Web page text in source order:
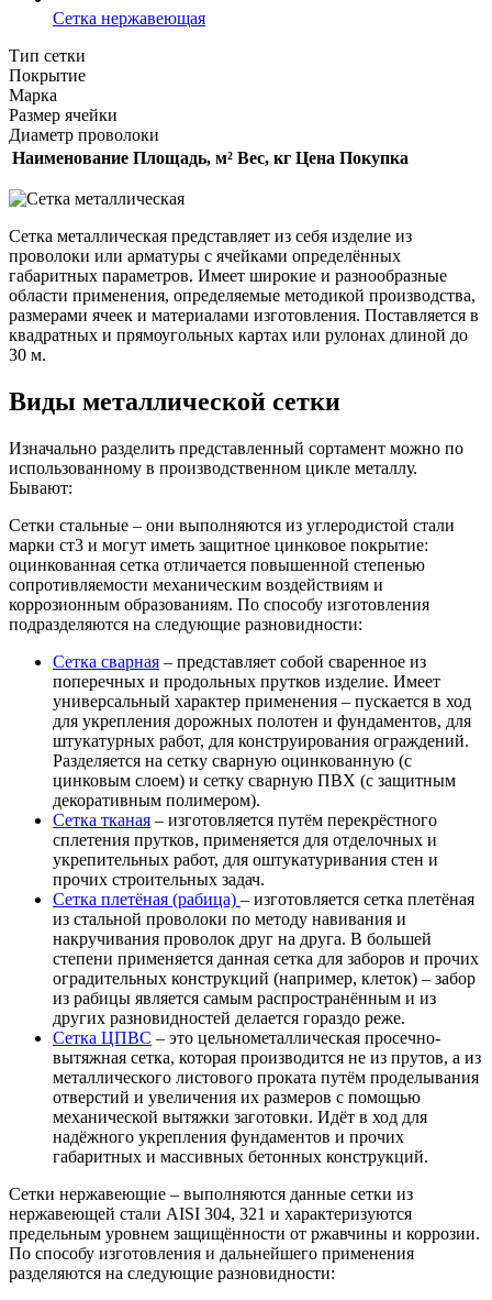
Сетка нержавеющая
Тип сетки
Покрытие
Марка
Размер ячейки
Диаметр проволоки
Наименование Площадь, м² Вес, кг Цена Покупка
Сетка металлическая представляет из себя изделие из
проволоки или арматуры с ячейками определённых
габаритных параметров. Имеет широкие и разнообразные
области применения, определяемые методикой производства,
размерами ячеек и материалами изготовления. Поставляется в
квадратных и прямоугольных картах или рулонах длиной до
30 м.
Виды металлической сетки
Изначально разделить представленный сортамент можно по
использованному в производственном цикле металлу.
Бывают:
Сетки стальные – они выполняются из углеродистой стали
марки ст3 и могут иметь защитное цинковое покрытие:
оцинкованная сетка отличается повышенной степенью
сопротивляемости механическим воздействиям и
коррозионным образованиям. По способу изготовления
подразделяются на следующие разновидности:
Сетка сварная – представляет собой сваренное из
поперечных и продольных прутков изделие. Имеет
универсальный характер применения – пускается в ход
для укрепления дорожных полотен и фундаментов, для
штукатурных работ, для конструирования ограждений.
Разделяется на сетку сварную оцинкованную (с
цинковым слоем) и сетку сварную ПВХ (с защитным
декоративным полимером).
Сетка тканая – изготовляется путём перекрёстного
сплетения прутков, применяется для отделочных и
укрепительных работ, для оштукатуривания стен и
прочих строительных задач.
Сетка плетёная (рабица) – изготовляется сетка плетёная
из стальной проволоки по методу навивания и
накручивания проволок друг на друга. В большей
степени применяется данная сетка для заборов и прочих
оградительных конструкций (например, клеток) – забор
из рабицы является самым распространённым и из
других разновидностей делается гораздо реже.
Сетка ЦПВС – это цельнометаллическая просечно-
вытяжная сетка, которая производится не из прутов, а из
металлического листового проката путём проделывания
отверстий и увеличения их размеров с помощью
механической вытяжки заготовки. Идёт в ход для
надёжного укрепления фундаментов и прочих
габаритных и массивных бетонных конструкций.
Сетки нержавеющие – выполняются данные сетки из
нержавеющей стали AISI 304, 321 и характеризуются
предельным уровнем защищённости от ржавчины и коррозии.
По способу изготовления и дальнейшего применения
разделяются на следующие разновидности: